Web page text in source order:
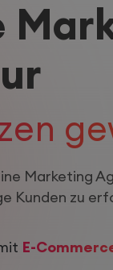
Marketing
Kunden zu
E-